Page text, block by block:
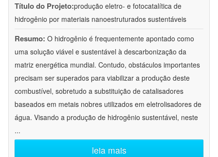
Título do Projeto:produção eletro- e fotocatalítica de
hidrogênio por materiais nanoestruturados sustentáveis
Resumo: O hidrogênio é frequentemente apontado como
uma solução viável e sustentável à descarbonização da
matriz energética mundial. Contudo, obstáculos importantes
precisam ser superados para viabilizar a produção deste
combustível, sobretudo a substituição de catalisadores
baseados em metais nobres utilizados em eletrolisadores de
água. Visando a produção de hidrogênio sustentável, neste
...
leia mais